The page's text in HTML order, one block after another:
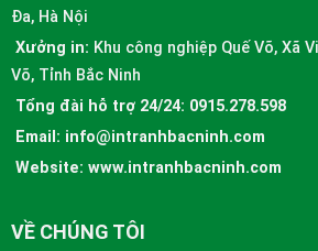
Đa, Hà Nội
Xưởng in: Khu công nghiệp Quế Võ, Xã
Võ, Tỉnh Bắc Ninh
Tổng đài hỗ trợ 24/24: 0915.278.598
Email: info@intranhbacninh.com
Website: www.intranhbacninh.com
VỀ CHÚNG TÔI